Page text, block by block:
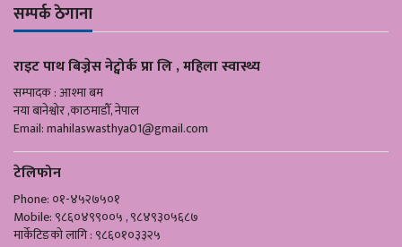
सम्पर्क ठेगाना
राइट पाथ बिज्नेस नेट्वोर्क प्रा लि , महिला स्वास्थ्य
सम्पादक : आश्मा बम
नया बानेश्वोर ,काठमाडौँ, नेपाल
Email:mahilaswasthya01@gmail.com
टेलिफोन
Phone: ०१-४५२७५०१
Mobile: ९८६०४९९००५ , ९८४९३०५६८७
मार्केटिङको लागि : ९८६०१०३३२५